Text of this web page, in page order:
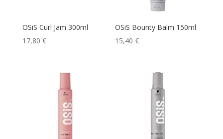
OSiS Curl Jam 300ml
17,80 €
OSiS Bounty Balm 150ml
15,40€